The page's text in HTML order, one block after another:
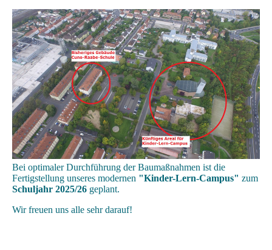
Bei optimaler Durchführung der Baumaßnahmen ist die
Fertigstellung unseres modernen "Kinder-Lern-Campus" zum
Schuljahr 2025/26 geplant.
Wir freuen uns alle sehr darauf!